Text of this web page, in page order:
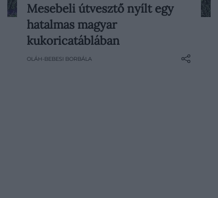
Nyár közepén általában nem azért
indulunk útnak, hogy szándékosan
eltévedjünk, Kiszombor határában viszont
kukoricaszárak között idén mesebeli
Mesebeli útvesztő nyílt egy
hatalmas magyar
kukoricatáblában
OLÁH-BEBESI BORBÁLA